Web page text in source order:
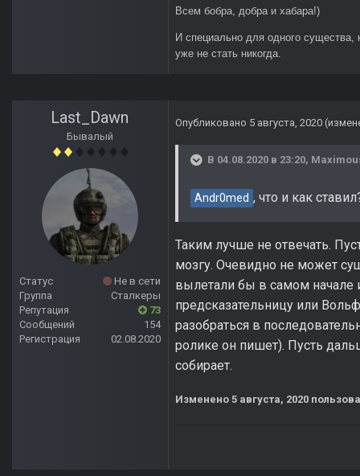
Всем бобра, добра и хабара!)
И специально для одного
уже не стать никогда.
Last_Dawn
Бывалый
Статус
Не в сети
Группа
Сталкеры
Репутация
73
Сообщений
154
Регистрация
02.08.2020
Опубликовано 5 августа, 2020
В 04.08.2020 в 23:20,
Andr0med , что и как
Таким лучше не отвечать.
мозгу. Очевидно не может
вылетали бы в самом начале
предсказательницу или
разобраться в
ролике он пишет). Пусть
собирает.
Изменено 5 августа, 2020